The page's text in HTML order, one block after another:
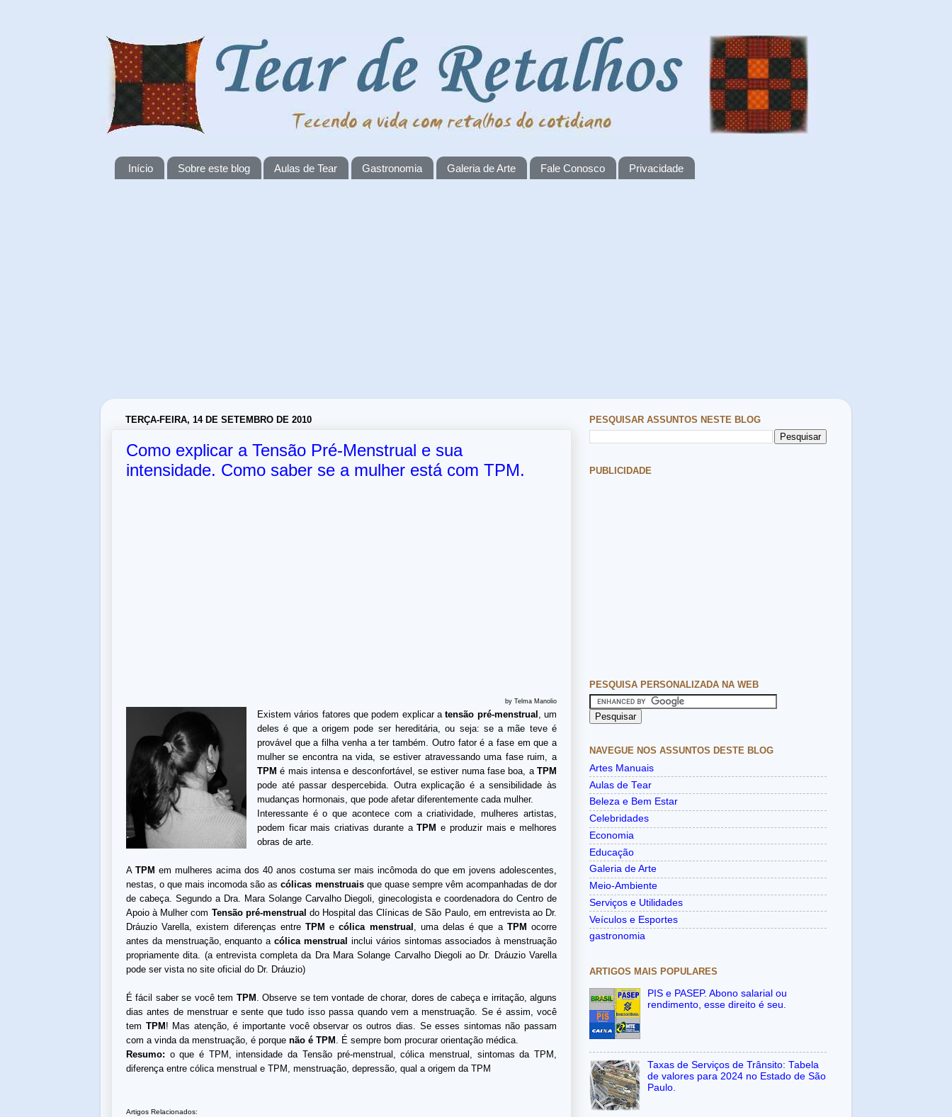
Início Sobre este blog Aulas de Tear Gastronomia Galeria de Arte Fale Conosco Privacidade
TERÇA-FEIRA, 14 DE SETEMBRO DE 2010
Como explicar a Tensão Pré-Menstrual e sua
intensidade. Como saber se a mulher está com TPM.
by Telma Manolio
Existem vários fatores que podem explicar atensão pré-menstrual , um
deles é que a origem pode ser hereditária, ou seja: se a mãe teve é
provável que a filha venha a ter também. Outro fator é a fase em que a
mulher se encontra na vida, se estiver atravessando uma fase ruim, a
TPM é mais intensa e desconfortável, se estiver numa fase boa, a TPM
pode até passar despercebida. Outra explicação é a sensibilidade às
mudanças hormonais, que pode afetar diferentemente cada mulher.
Interessante é o que acontece com a criatividade, mulheres artistas,
podem ficar mais criativas durante aTPM e produzir mais e melhores
obras de arte.
A TPM em mulheres acima dos 40 anos costuma ser mais incômoda do que em jovens adolescentes,
nestas, o que mais incomoda são ascólicas menstruaisque quase sempre vêm acompanhadas de dor
de cabeça. Segundo a Dra. Mara Solange Carvalho Diegoli, ginecologista e coordenadora do Centro de
Apoio à Mulher com Tensão pré-menstrual do Hospital das Clínicas de São Paulo, em entrevista ao Dr.
Dráuzio Varella, existem diferenças entre TPM ecólica menstrual , uma delas é que a TPM ocorre
antes da menstruação, enquanto acólica menstrual inclui vários sintomas associados à menstruação
propriamente dita. (a entrevista completa da Dra Mara Solange Carvalho Diegoli ao Dr. Dráuzio Varella
pode ser vista no site oficial do Dr. Dráuzio)
É fácil saber se você tem TPM . Observe se tem vontade de chorar, dores de cabeça e irritação, alguns
dias antes de menstruar e sente que tudo isso passa quando vem a menstruação. Se é assim, você
tem TPM ! Mas atenção, é importante você observar os outros dias. Se esses sintomas não passam
com a vinda da menstruação, é porque não é TPM . É sempre bom procurar orientação médica.
Resumo: o que é TPM, intensidade da Tensão pré-menstrual, cólica menstrual, sintomas da TPM,
diferença entre cólica menstrual e TPM, menstruação, depressão, qual a origem da TPM
Artigos Relacionados:
PESQUISAR ASSUNTOS NESTE BLOG
PUBLICIDADE
PESQUISA PERSONALIZADA NA WEB
NAVEGUE NOS ASSUNTOS DESTE BLOG
Artes Manuais
Aulas de Tear
Beleza e Bem Estar
Celebridades
Economia
Educação
Galeria de Arte
Meio-Ambiente
Serviços e Utilidades
Veículos e Esportes
gastronomia
ARTIGOS MAIS POPULARES
PIS e PASEP. Abono salarial ou
rendimento, esse direito é seu.
Taxas de Serviços de Trânsito: Tabela
de valores para 2024 no Estado de São
Paulo.